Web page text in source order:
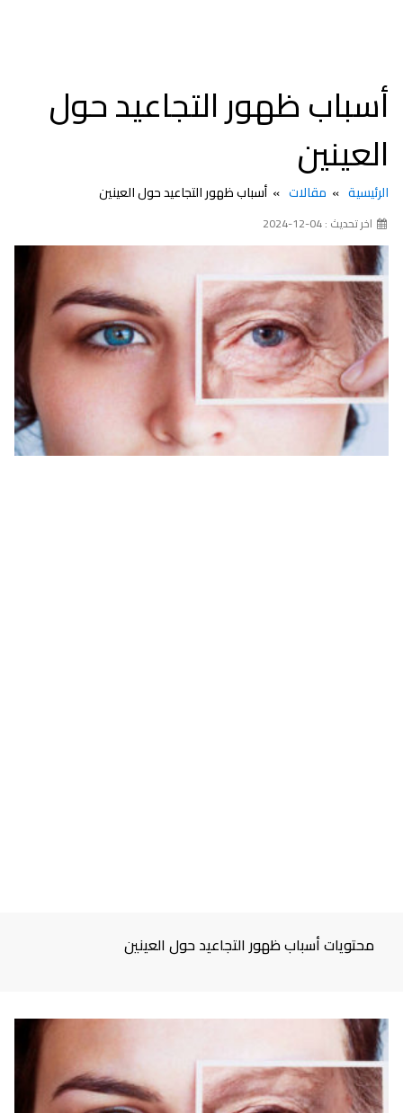
أسباب ظهور التجاعيد حول
العينين
الرئيسية مقالات أسباب ظهور التجاعيد حول العينين
اخر تحديث : 04-12-2024
محتويات أسباب ظهور التجاعيد حول العينين